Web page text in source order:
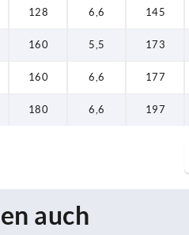
128 6,6 145
160 5,5 173
160 6,6 177
180 6,6 197
auch